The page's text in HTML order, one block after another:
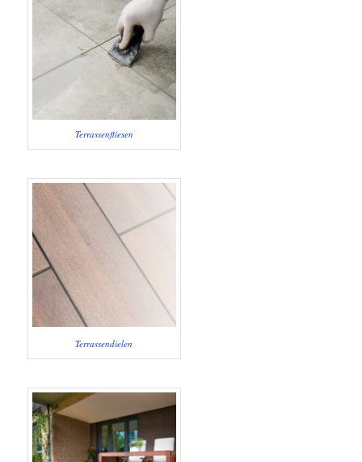
Terrassenfliesen
Terrassendielen